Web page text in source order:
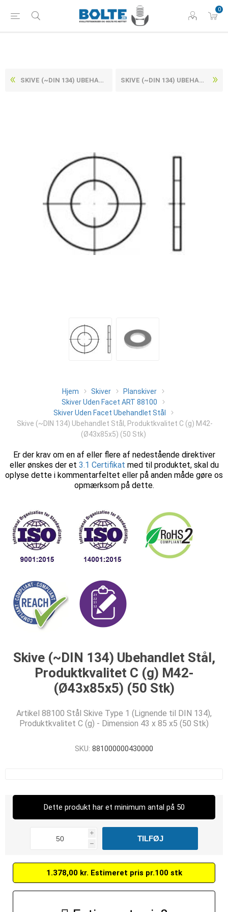
0
SKIVE (~DIN 134) UBEHANDLET STÅL, PRODUKTKVALITET C (G) M4-(Ø4,3X10X0,8) (200 STK) SKIVE (~DIN 134) UBEHANDLET STÅL, PRODUKTKVALITET C (G) M45-(Ø46X90X6) (50 STK)
Hjem Skiver
Planskiver
Skiver Uden Facet ART 88100
Skiver Uden Facet Ubehandlet Stål
Skive (~DIN 134) Ubehandlet Stål, Produktkvalitet C (g) M42-
(Ø43x85x5) (50 Stk)
Er der krav om en af eller flere af nedestående direktiver
eller ønskes der et 3.1 Certifikat med til produktet, skal du
oplyse dette i kommentarfeltet eller på anden måde gøre os
opmærksom på dette.
Skive (~DIN 134) Ubehandlet Stål,
Produktkvalitet C (g) M42-
(Ø43x85x5) (50 Stk)
Artikel 88100 Stål Skive Type 1 (Lignende til DIN 134),
Produktkvalitet C (g) - Dimension 43 x 85 x5 (50 Stk)
SKU: 881000000430000
Dette produkt har et minimum antal på 50
i
h
1.378,00 kr. Estimeret pris pr.100 stk